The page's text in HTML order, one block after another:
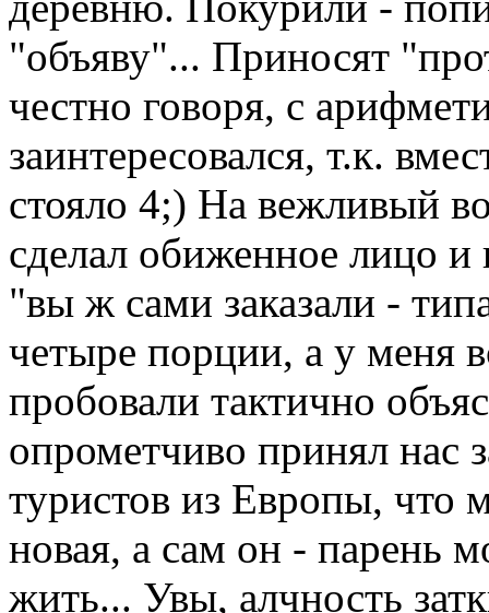
"объяву"... Приносят
честно говоря, с
заинтересовался, т.к.
стояло 4;) На вежливый
сделал обиженное лицо
"вы ж сами заказали -
четыре порции, а у меня
пробовали тактично
опрометчиво принял нас
туристов из Европы, что
новая, а сам он - парень
жить... Увы, алчность